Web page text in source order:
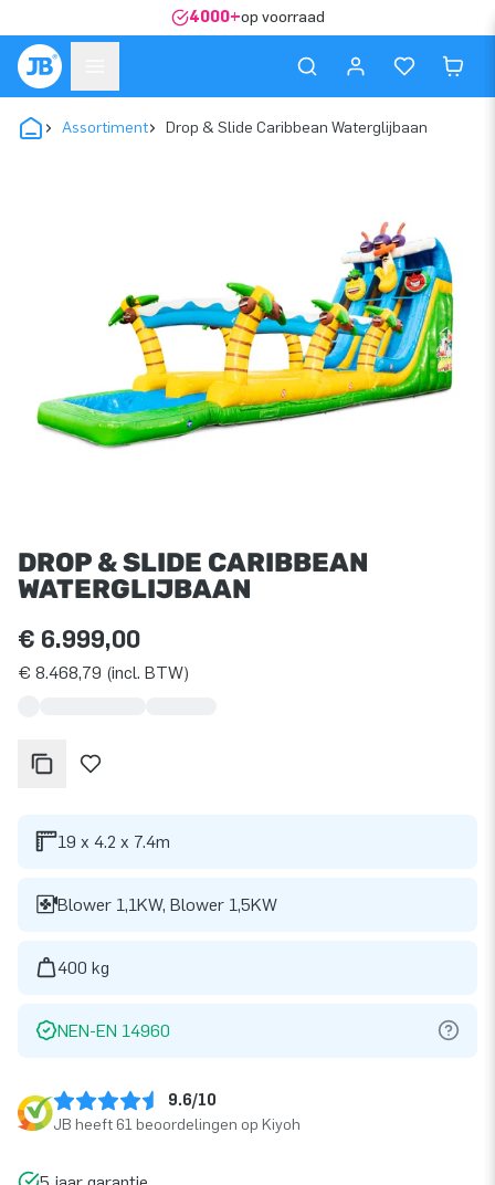
4000+op voorraad
Assortiment Drop & Slide Caribbean Waterglijbaan
DROP & SLIDE CARIBBEAN
WATERGLIJBAAN
€ 6.999,00
€ 8.468,79 (incl. BTW)
19 x 4.2 x 7.4m
Blower 1,1KW, Blower 1,5KW
400 kg
NEN-EN 14960
9.6/10
JB heeft 61 beoordelingen op Kiyoh